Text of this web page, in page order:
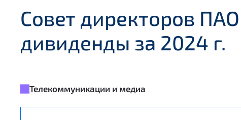
Совет директоров
дивиденды за 2024 г.
Телекоммуникации и медиа